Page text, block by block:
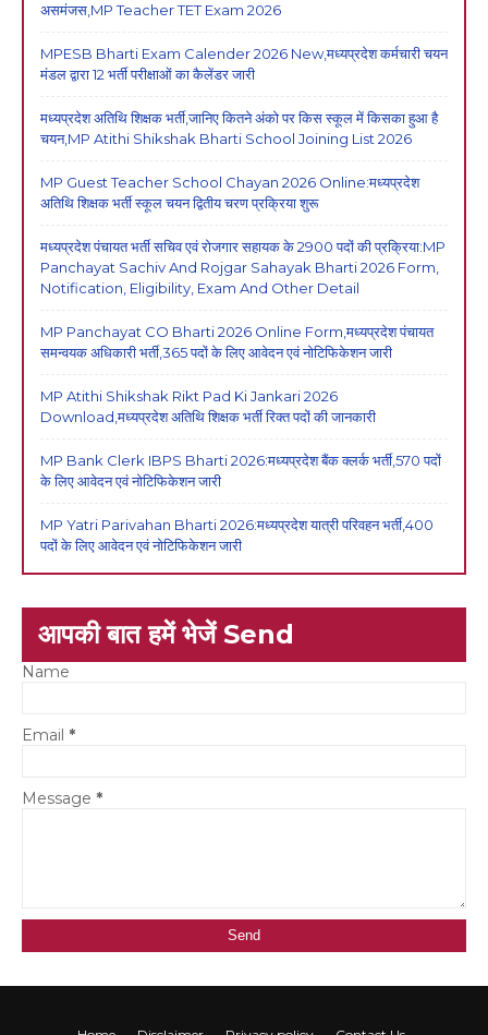
असमंजस,MP Teacher TET Exam 2026
MPESB Bharti Exam Calender 2026 New,मध्यप्रदेश कर्मचारी चयन
मंडल द्वारा 12 भर्ती परीक्षाओं का कैलेंडर जारी
मध्यप्रदेश अतिथि शिक्षक भर्ती,जानिए कितने अंको पर किस स्कूल में किसका हुआ है
चयन,MP Atithi Shikshak Bharti School Joining List 2026
MP Guest Teacher School Chayan 2026 Online:मध्यप्रदेश
अतिथि शिक्षक भर्ती स्कूल चयन द्वितीय चरण प्रक्रिया शुरू
मध्यप्रदेश पंचायत भर्ती सचिव एवं रोजगार सहायक के 2900 पदों की प्रक्रिया:MP
Panchayat Sachiv And Rojgar Sahayak Bharti 2026 Form,
Notification, Eligibility, Exam And Other Detail
MP Panchayat CO Bharti 2026 Online Form,मध्यप्रदेश पंचायत
समन्वयक अधिकारी भर्ती,365 पदों के लिए आवेदन एवं नोटिफिकेशन जारी
MP Atithi Shikshak Rikt Pad Ki Jankari 2026
Download,मध्यप्रदेश अतिथि शिक्षक भर्ती रिक्त पदों की जानकारी
MP Bank Clerk IBPS Bharti 2026:मध्यप्रदेश बैंक क्लर्क भर्ती,570 पदों
के लिए आवेदन एवं नोटिफिकेशन जारी
MP Yatri Parivahan Bharti 2026:मध्यप्रदेश यात्री परिवहन भर्ती,400
पदों के लिए आवेदन एवं नोटिफिकेशन जारी
आपकी बात हमें भेजें Send
Name
Email *
Message *